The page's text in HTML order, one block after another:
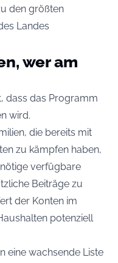
den größten
Landes
wer am
dass das Programm
wird.
die bereits mit
zu kämpfen haben,
verfügbare
Beiträge zu
der Konten im
potenziell
eine wachsende Liste